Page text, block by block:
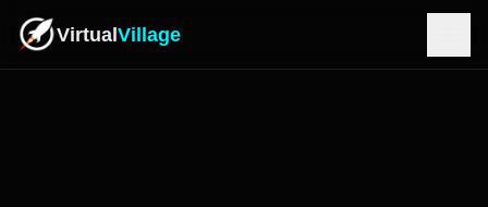
VirtualVillage